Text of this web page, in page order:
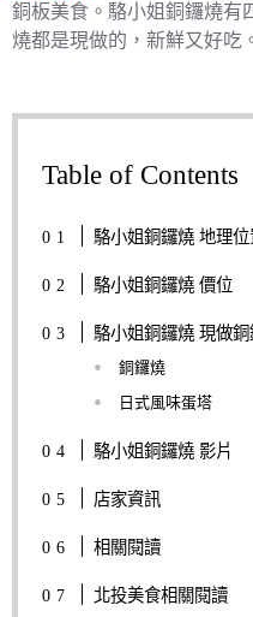
銅板美食。駱小姐銅鑼燒有
燒都是現做的，新鮮又好吃
Table of Contents
駱小姐銅鑼燒 地理位
駱小姐銅鑼燒 價位
駱小姐銅鑼燒 現做銅
銅鑼燒
日式風味蛋塔
駱小姐銅鑼燒 影片
店家資訊
相關閱讀
北投美食相關閱讀